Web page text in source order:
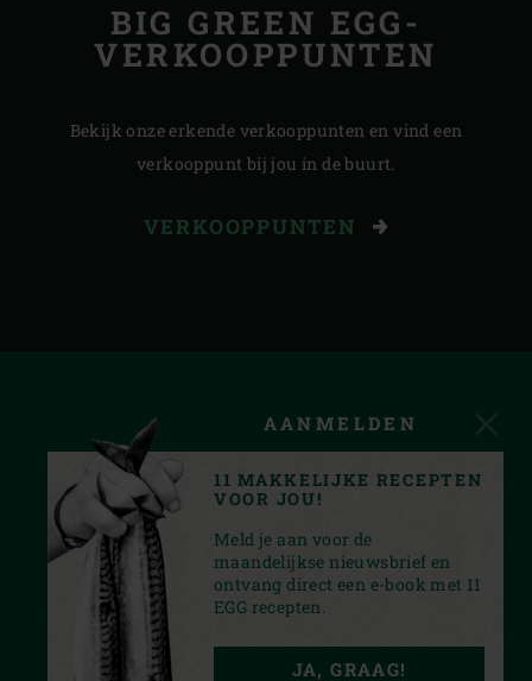
BIG GREEN EGG-
VERKOOPPUNTEN
Bekijk onze erkende verkooppunten en vind een
verkooppunt bij jou in de buurt.
VERKOOPPUNTEN
AANMELDEN
11 MAKKELIJKE RECEPTEN
VOOR JOU!
Meld je aan voor de
maandelijkse nieuwsbrief en
ontvang direct een e-book met 11
EGG recepten.
JA, GRAAG!